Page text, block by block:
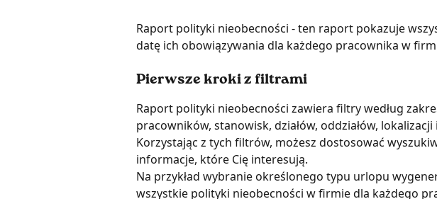
Raport polityki nieobecności - ten raport pokazuje
datę ich obowiązywania dla każdego pracownika w
Pierwsze kroki z filtrami
Raport polityki nieobecności zawiera filtry według
pracowników, stanowisk, działów, oddziałów,
Korzystając z tych filtrów, możesz dostosować
informacje, które Cię interesują.
Na przykład wybranie określonego typu urlopu
wszystkie polityki nieobecności w firmie dla każdego